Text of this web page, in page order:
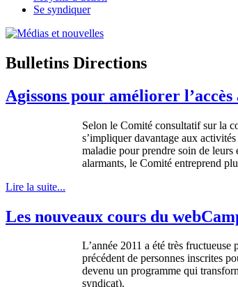
Se syndiquer
Bulletins Directions
Agissons pour améliorer
Selon le Comité consultatif surla
s’impliquer davantage aux activités
maladie pourprendre soin de leurs
alarmants, le Comité entreprend
Lire la suite...
Les nouveaux cours du
L’année 2011 a été très fructueuse
précédentde personnes inscrites
devenu un programme qui
syndicat).